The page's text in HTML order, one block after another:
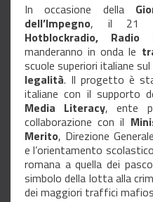
In occasione della
dell’Impegno, il 21
Hotblockradio,
manderanno in onda le
scuole superiori italiane
legalità. Il progetto è
italiane con il supporto
Media Literacy, ente
collaborazione con il
Merito, Direzione
e l’orientamento
romana a quella dei
simbolo della lotta alla
dei maggiori traffici